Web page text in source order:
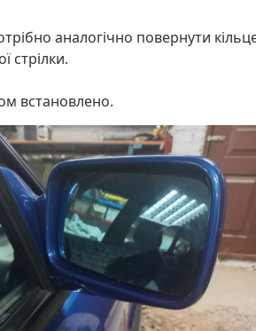
аналогічно повернути
стрілки.
встановлено.